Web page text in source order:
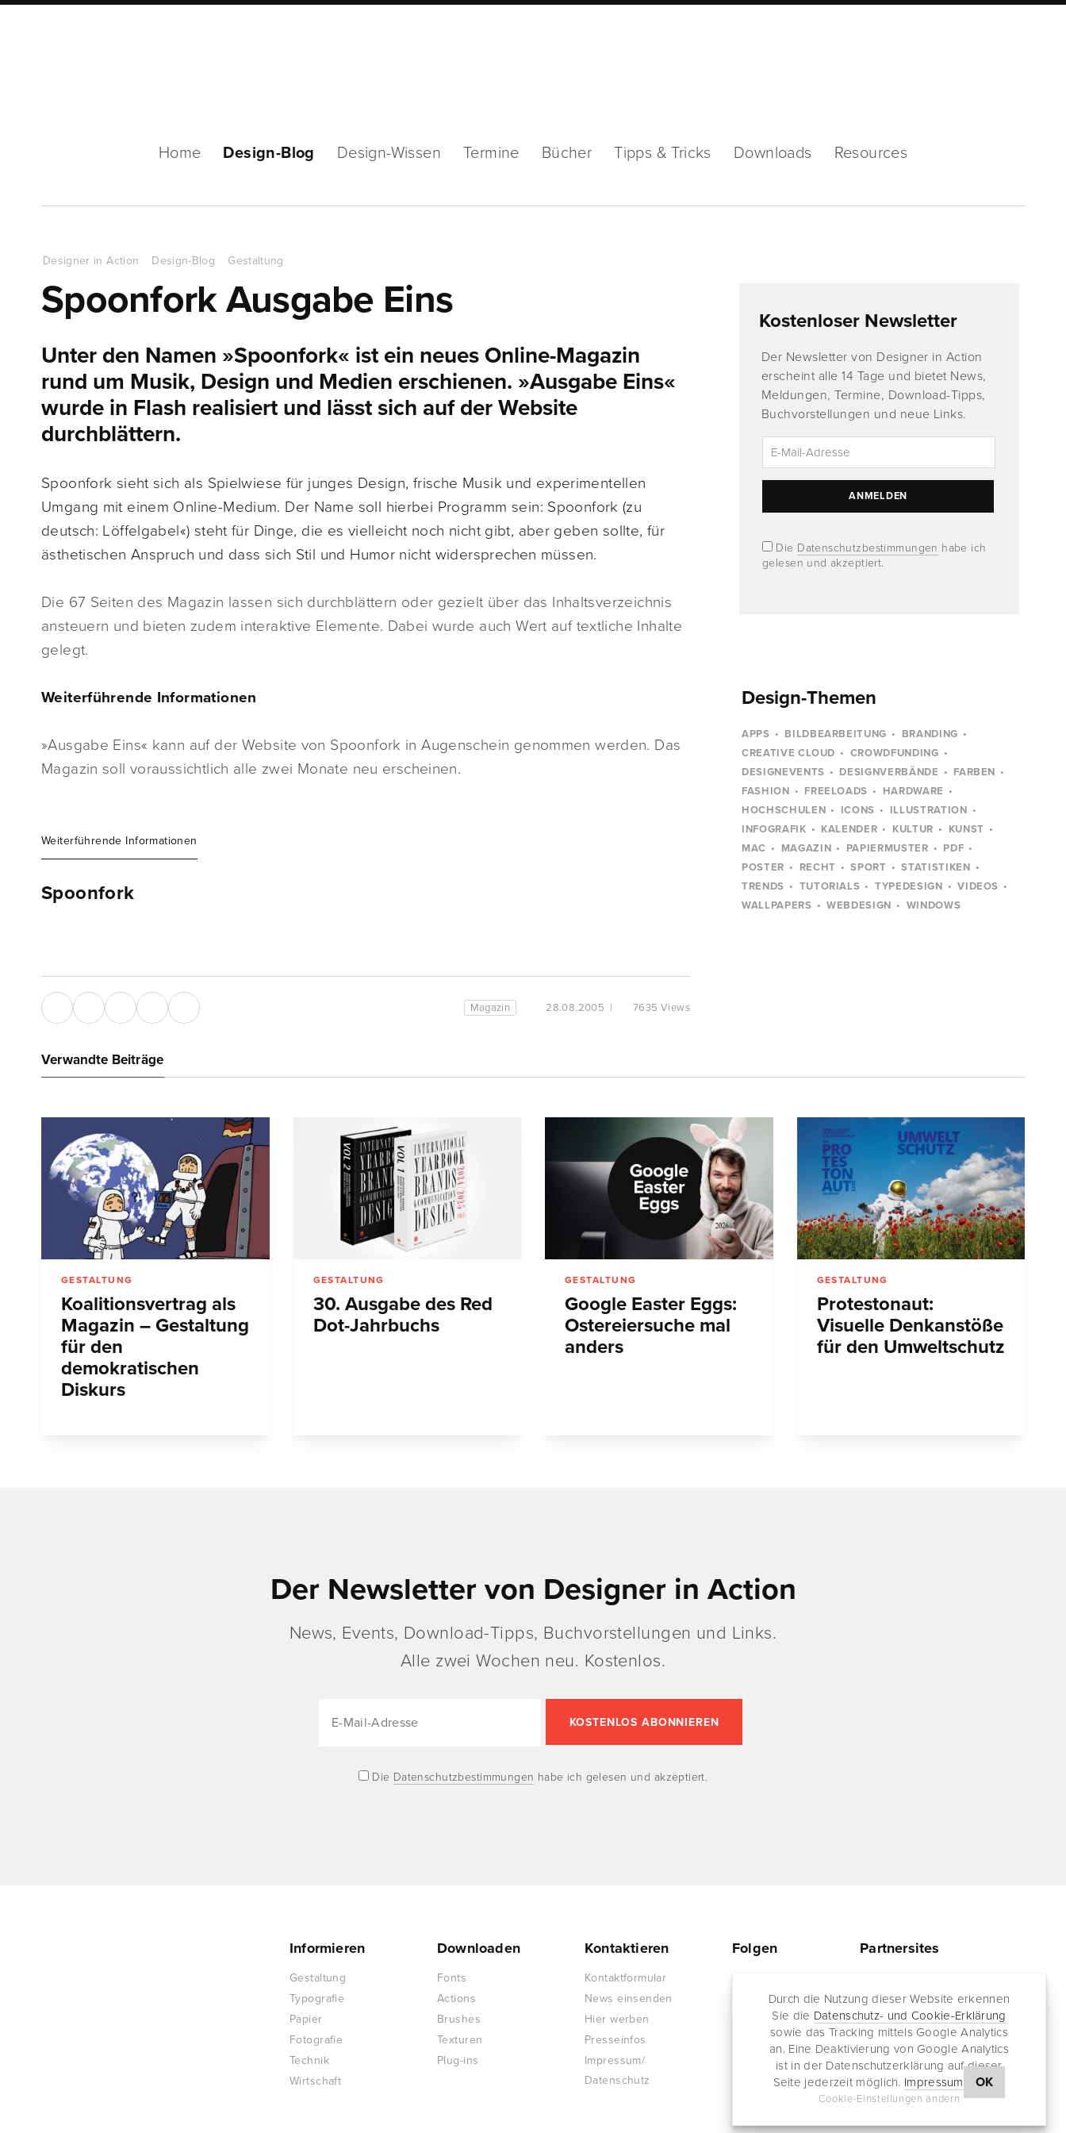
Durch die Nutzung dieser Website erkennen
Sie die Datenschutz- und Cookie-Erklärung
sowie das Tracking mittels Google Analytics
an. Eine Deaktivierung von Google Analytics
ist in der Datenschutzerklärung auf dieser
Seite jederzeit möglich. Impressum OK
Cookie-Einstellungen ändern
Home Design-Blog Design-Wissen Termine Bücher Tipps & Tricks Downloads Resources
Designer in Action Design-Blog Gestaltung
Spoonfork Ausgabe Eins
Unter den Namen »Spoonfork« ist ein neues Online-Magazin
rund um Musik, Design und Medien erschienen. »Ausgabe Eins«
wurde in Flash realisiert und lässt sich auf der Website
durchblättern.
Spoonfork sieht sich als Spielwiese für junges Design, frische Musik und experimentellen
Umgang mit einem Online-Medium. Der Name soll hierbei Programm sein: Spoonfork (zu
deutsch: Löffelgabel«) steht für Dinge, die es vielleicht noch nicht gibt, aber geben sollte, für
ästhetischen Anspruch und dass sich Stil und Humor nicht widersprechen müssen.
Die 67 Seiten des Magazin lassen sich durchblättern oder gezielt über das Inhaltsverzeichnis
ansteuern und bieten zudem interaktive Elemente. Dabei wurde auch Wert auf textliche Inhalte
gelegt.
Weiterführende Informationen
»Ausgabe Eins« kann auf der Website von Spoonfork in Augenschein genommen werden. Das
Magazin soll voraussichtlich alle zwei Monate neu erscheinen.
Weiterführende Informationen
Spoonfork
Magazin 28.08.2005 | 7635 Views
Kostenloser Newsletter
Der Newsletter von Designer in Action
erscheint alle 14 Tage und bietet News,
Meldungen, Termine, Download-Tipps,
Buchvorstellungen und neue Links.
Die Datenschutzbestimmungen habe ich
gelesen und akzeptiert.
Design-Themen
APPS BILDBEARBEITUNG
BRANDING
CREATIVE CLOUD
CROWDFUNDING
DESIGNEVENTS
DESIGNVERBÄNDE
FARBEN
FASHION
FREELOADS
HARDWARE
HOCHSCHULEN
ICONS
ILLUSTRATION
INFOGRAFIK
KALENDER KULTUR
KUNST
MAC
MAGAZIN PAPIERMUSTER
PDF
POSTER
RECHT SPORT
STATISTIKEN
TRENDS
TUTORIALS TYPEDESIGN
VIDEOS
WALLPAPERS
WEBDESIGN WINDOWS
Verwandte Beiträge
GESTALTUNG
Koalitionsvertrag als
Magazin – Gestaltung
für den
demokratischen
Diskurs
GESTALTUNG
30. Ausgabe des Red
Dot-Jahrbuchs
GESTALTUNG
Google Easter Eggs:
Ostereiersuche mal
anders
GESTALTUNG
Protestonaut:
Visuelle Denkanstöße
für den Umweltschutz
Der Newsletter von Designer in Action
News, Events, Download-Tipps, Buchvorstellungen und Links.
Alle zwei Wochen neu. Kostenlos.
Die Datenschutzbestimmungen habe ich gelesen und akzeptiert.
Informieren
Gestaltung
Typografie
Papier
Fotografie
Technik
Wirtschaft
Downloaden
Fonts
Actions
Brushes
Texturen
Plug-ins
Kontaktieren
Kontaktformular
News einsenden
Hier werben
Presseinfos
Impressum/
Datenschutz
Folgen
Facebook
RSS-Feed
Newsletter
Partnersites
Jazz for me